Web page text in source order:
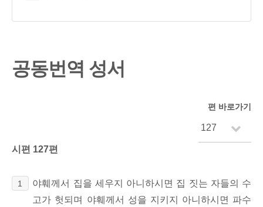
공동번역 성서
편 바로가기
시편 127편
1
야훼께서 집을 세우지 아니하시면 집 짓는 자들의 수
고가 헛되며 야훼께서 성을 지키지 아니하시면 파수